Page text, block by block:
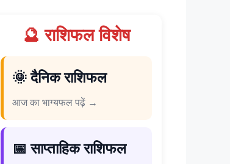
🔮 राशिफल विशेष
🌞 दैनिक राशिफल
आज का भाग्यफल पढ़ें →
📅 साप्ताहिक राशिफल